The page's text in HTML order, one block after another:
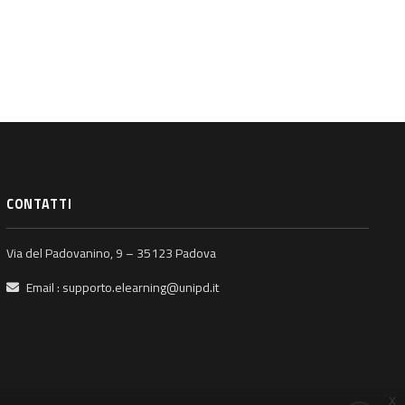
x
CONTATTI
Via del Padovanino, 9 – 35123 Padova
Email : supporto.elearning@unipd.it